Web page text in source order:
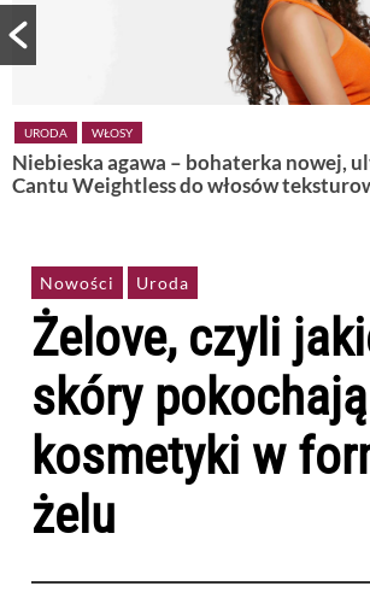
URODA WŁOSY
Niebieska agawa – bohaterka nowej,
Cantu Weightless do włosów
Nowości Uroda
Żelove, czyli
skóry pokochają
kosmetyki w
żelu